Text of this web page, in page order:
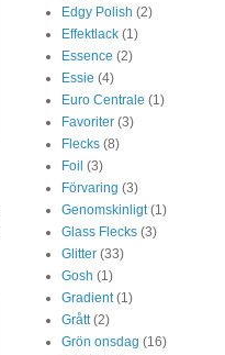
Edgy Polish (2)
Effektlack (1)
Essence (2)
Essie (4)
Euro Centrale (1)
Favoriter (3)
Flecks (8)
Foil (3)
Förvaring (3)
Genomskinligt (1)
Glass Flecks (3)
Glitter (33)
Gosh (1)
Gradient (1)
Grått (2)
Grön onsdag (16)